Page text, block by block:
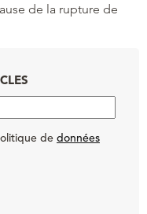
de la rupture de
de données